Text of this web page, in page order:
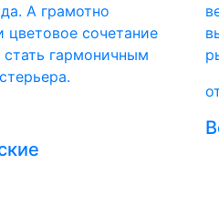
А грамотно
цветовое сочетание
гармоничным